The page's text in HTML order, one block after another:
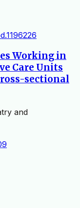
Working in
Care Units
sectional
and